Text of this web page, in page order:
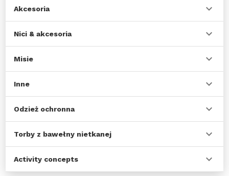
Akcesoria
Nici & akcesoria
Misie
Inne
Odzież ochronna
Torby z bawełny nietkanej
Activity concepts